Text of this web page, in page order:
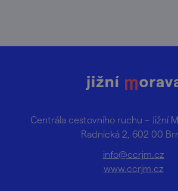
Centrála cestovního ruchu – Jižní
Radnická 2, 602 00
info@ccrjm.cz
www.ccrjm.cz